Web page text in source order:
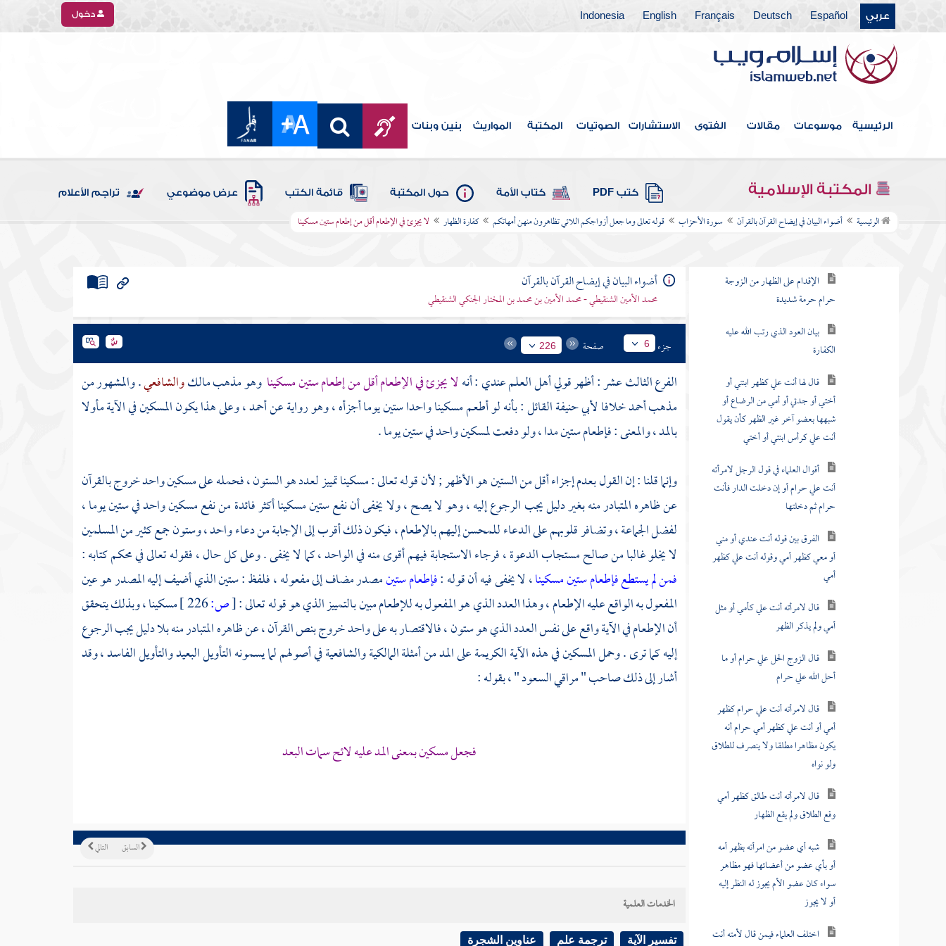
عربي Español
Deutsch
Français
English
Indonesia دخول
الرئيسية موسوعات مقالات الفتوى الاستشارات الصوتيات المكتبة المواريث بنين وبنات
المكتبة الإسلامية كتب PDF كتاب الأمة حول المكتبة قائمة الكتب عرض موضوعي تراجم الأعلام
الرئيسية أضواء البيان في إيضاح القرآن بالقرآن سورة الأحزاب قوله تعالى وما جعل أزواجكم اللائي تظاهرون منهن أمهاتكم كفارة الظهار لا يجزئ في الإطعام أقل من إطعام ستين مسكينا
سورة الروم
سورة لقمان
سورة الأحزاب
قوله تعالى وما جعل أزواجكم اللائي
تظاهرون منهن أمهاتكم
الإقدام على الظهار من الزوجة
حرام حرمة شديدة
بيان العود الذي رتب الله عليه
الكفارة
قال لها أنت علي كظهر ابنتي أو
أختي أو جدتي أو أمي من الرضاع أو
شبهها بعضو آخر غير الظهر كأن يقول
أنت علي كرأس ابنتي أو أختي
أقوال العلماء في قول الرجل لامرأته
أنت علي حرام أو إن دخلت الدار فأنت
حرام ثم دخلتها
الفرق بين قوله أنت عندي أو مني
أو معي كظهر أمي وقوله أنت علي كظهر
أمي
قال لامرأته أنت علي كأمي أو مثل
أمي ولم يذكر الظهر
قال الزوج الحل علي حرام أو ما
أحل الله علي حرام
قال لامرأته أنت علي حرام كظهر
أمي أو أنت علي كظهر أمي حرام أنه
يكون مظاهرا مطلقا ولا ينصرف للطلاق
ولو نواه
قال لامرأته أنت طالق كظهر أمي
وقع الطلاق ولم يقع الظهار
شبه أي عضو من امرأته بظهر أمه
أو بأي عضو من أعضائها فهو مظاهر
سواء كان عضو الأم يجوز له النظر إليه
أو لا يجوز
اختلف العلماء فيمن قال لأمته أنت
أضواء البيان في إيضاح القرآن بالقرآن
محمد الأمين الشنقيطي - محمد الأمين بن محمد بن المختار الجنكي الشنقيطي
جزء 6 صفحة 226
الفرع الثالث عشر : أظهر قولي أهل العلم عندي : أنهلا يجزئ في الإطعام أقل من إطعام ستين مسكينا وهو مذهبمالكوالشافعي. والمشهور من
مذهبأحمدخلافالأبي حنيفةالقائل : بأنه لو أطعم مسكينا واحدا ستين يوما أجزأه ، وهو رواية عنأحمد، وعلى هذا يكون المسكين في الآية مأولا
بالمد ، والمعنى : فإطعام ستين مدا ، ولو دفعت لمسكين واحد في ستين يوما .
وإنما قلنا : إن القول بعدم إجزاء أقل من الستين هو الأظهر ; لأن قوله تعالى : مسكينا تمييز لعدد هو الستون ، فحمله على مسكين واحد خروج بالقرآن
عن ظاهره المتبادر منه بغير دليل يجب الرجوع إليه ، وهو لا يصح ، ولا يخفى أن نفع ستين مسكينا أكثر فائدة من نفع مسكين واحد في ستين يوما ،
لفضل الجماعة ، وتضافر قلوبهم على الدعاء للمحسن إليهم بالإطعام ، فيكون ذلك أقرب إلى الإجابة من دعاء واحد ، وستون جمع كثير من المسلمين
لا يخلو غالبا من صالح مستجاب الدعوة ، فرجاء الاستجابة فيهم أقوى منه في الواحد ، كما لا يخفى . وعلى كل حال ، فقوله تعالى في محكم كتابه :
فمن لم يستطع فإطعام ستين مسكينا، لا يخفى فيه أن قوله :فإطعام ستينمصدر مضاف إلى مفعوله ، فلفظ : ستين الذي أضيف إليه المصدر هو عين
المفعول به الواقع عليه الإطعام ، وهذا العدد الذي هو المفعول به للإطعام مبين بالتمييز الذي هو قوله تعالى :[ص:226 ]
مسكينا ، وبذلك يتحقق
أن الإطعام في الآية واقع على نفس العدد الذي هو ستون ، فالاقتصار به على واحد خروج بنص القرآن ، عن ظاهره المتبادر منه بلا دليل يجب الرجوع
إليه كما ترى . وحمل المسكين في هذه الآية الكريمة على المد من أمثلة المالكية والشافعية في أصولهم لما يسمونه التأويل البعيد والتأويل الفاسد ، وقد
أشار إلى ذلك صاحب " مراقي السعود " ، بقوله :
فجعل مسكين بمعنى المد عليه لائح سمات البعد
التالي السابق
الخدمات العلمية
تفسير الآية ترجمة علم عناوين الشجرة